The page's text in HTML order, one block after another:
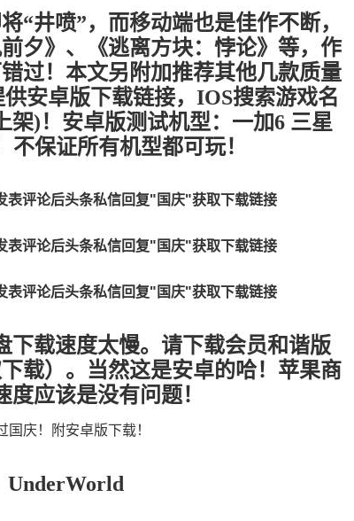
“井喷”，而移动端也是佳作不断，
夕》、《逃离方块：悖论》等，作
过！本文另附加推荐其他几款质量
安卓版下载链接，IOS搜索游戏名
架)！安卓版测试机型：一加6 三星
不保证所有机型都可玩！
表评论后头条私信回复"国庆"获取下载链接
表评论后头条私信回复"国庆"获取下载链接
表评论后头条私信回复"国庆"获取下载链接
下载速度太慢。请下载会员和谐版
下载）。当然这是安卓的哈！苹果商
度应该是没有问题！
UnderWorld